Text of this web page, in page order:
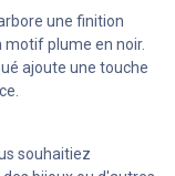
une finition
motif plume en noir.
ajoute une touche
souhaitiez